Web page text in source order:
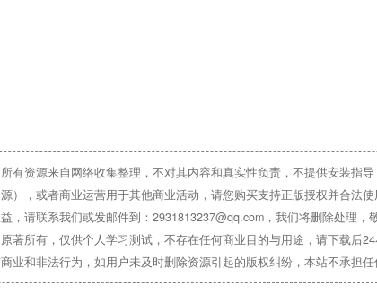
有资源来自网络收集整理，不对其内容和真实性负责，不提供安装指导
），或者商业运营用于其他商业活动，请您购买支持正版授权并合法使
，请联系我们或发邮件到：2931813237@qq.com，我们将删除处理，
著所有，仅供个人学习测试，不存在任何商业目的与用途，请下载后24
业和非法行为，如用户未及时删除资源引起的版权纠纷，本站不承担任